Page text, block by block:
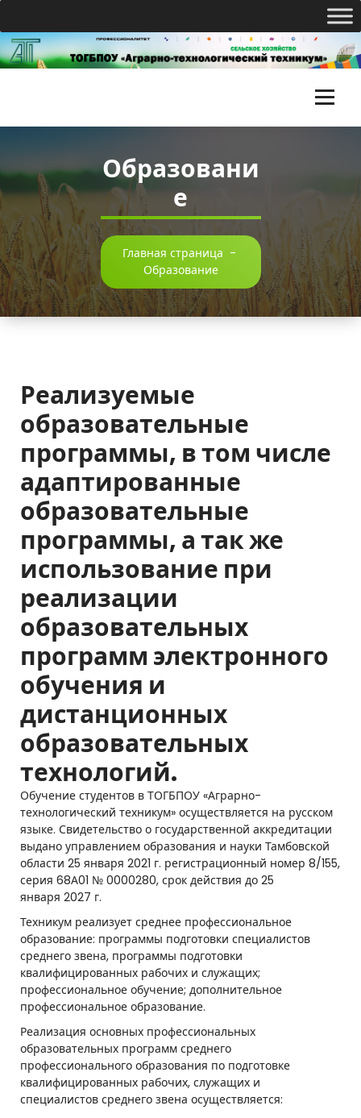
Перейти
к
содержимому
Г
Б
П
О
У
«
р
а
р
н
о
-
т
е
х
н
о
л
о
г
и
ч
е
с
к
и
й
т
е
х
н
Образовани
е
Главная страница -
Образование
Реализуемые
образовательные
программы, в том числе
адаптированные
образовательные
программы, а так же
использование при
реализации
образовательных
программ электронного
обучения и
дистанционных
образовательных
технологий.
Обучение студентов в ТОГБПОУ «Аграрно-
технологический техникум» осуществляется на русском
языке. Свидетельство о государственной аккредитации
выдано управлением образования и науки Тамбовской
области 25 января 2021 г. регистрационный номер 8/155,
серия 68А01 № 0000280, срок действия до 25
января 2027 г.
Техникум реализует среднее профессиональное
образование: программы подготовки специалистов
среднего звена, программы подготовки
квалифицированных рабочих и служащих;
профессиональное обучение; дополнительное
профессиональное образование.
Реализация основных профессиональных
образовательных программ среднего
профессионального образования по подготовке
квалифицированных рабочих, служащих и
специалистов среднего звена осуществляется: